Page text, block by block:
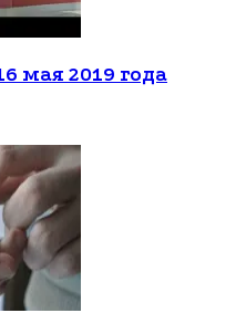
мая 2019 года